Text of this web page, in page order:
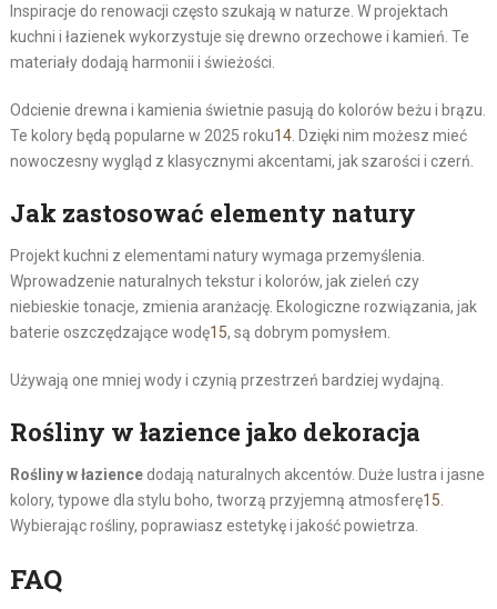
Inspiracje do renowacji często szukają w naturze. W projektach
kuchni i łazienek wykorzystuje się drewno orzechowe i kamień. Te
materiały dodają harmonii i świeżości.
Odcienie drewna i kamienia świetnie pasują do kolorów beżu i brązu.
Te kolory będą popularne w 2025 roku14. Dzięki nim możesz mieć
nowoczesny wygląd z klasycznymi akcentami, jak szarości i czerń.
Jak zastosować elementy natury
Projekt kuchni z elementami natury wymaga przemyślenia.
Wprowadzenie naturalnych tekstur i kolorów, jak zieleń czy
niebieskie tonacje, zmienia aranżację. Ekologiczne rozwiązania, jak
baterie oszczędzające wodę15, są dobrym pomysłem.
Używają one mniej wody i czynią przestrzeń bardziej wydajną.
Rośliny w łazience jako dekoracja
Rośliny w łaziencedodają naturalnych akcentów. Duże lustra i jasne
kolory, typowe dla stylu boho, tworzą przyjemną atmosferę15
Wybierając rośliny, poprawiasz estetykę i jakość powietrza.
FAQ